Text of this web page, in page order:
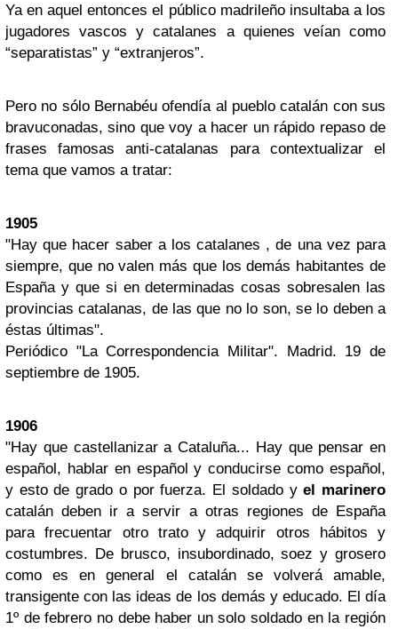
Ya en aquel entonces el público madrileño insultaba a los
jugadores vascos y catalanes a quienes veían como
“separatistas” y “extranjeros”.
Pero no sólo Bernabéu ofendía al pueblo catalán con sus
bravuconadas, sino que voy a hacer un rápido repaso de
frases famosas anti-catalanas para contextualizar el
tema que vamos a tratar:
1905
"Hay que hacer saber a los catalanes , de una vez para
siempre, que no valen más que los demás habitantes de
España y que si en determinadas cosas sobresalen las
provincias catalanas, de las que no lo son, se lo deben a
éstas últimas".
Periódico "La Correspondencia Militar". Madrid. 19 de
septiembre de 1905.
1906
"Hay que castellanizar a Cataluña... Hay que pensar en
español, hablar en español y conducirse como español,
y esto de grado o por fuerza. El soldado yel marinero
catalán deben ir a servir a otras regiones de España
para frecuentar otro trato y adquirir otros hábitos y
costumbres. De brusco, insubordinado, soez y grosero
como es en general el catalán se volverá amable,
transigente con las ideas de los demás y educado. El día
1º de febrero no debe haber un solo soldado en la región